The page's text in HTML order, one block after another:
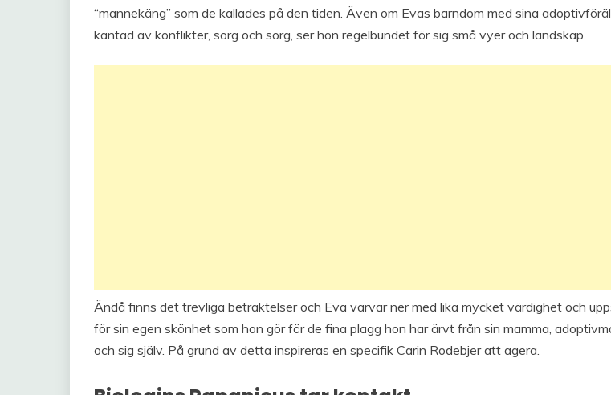
“mannekäng” som de kallades på den tiden. Även om Evas barndom med sina
kantad av konflikter, sorg och sorg, ser hon regelbundet för sig små vyer och landskap.
Ändå finns det trevliga betraktelser och Eva varvar ner med lika mycket värdighet och
för sin egen skönhet som hon gör för de fina plagg hon har ärvt från sin mamma,
och sig själv. På grund av detta inspireras en specifik Carin Rodebjer att agera.